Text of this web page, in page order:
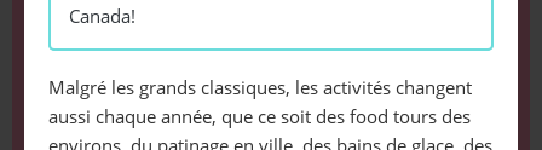
Canada!
Malgré les grands classiques, les activités changent
aussi chaque année, que ce soit des food tours des
environs, du patinage en ville, des bains de glace, des